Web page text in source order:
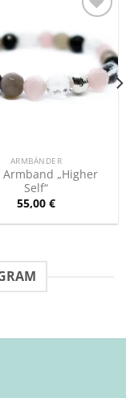
Zur
Wunschliste
hinzufügen
ARMBÄNDER
Armband „Higher
Self“
55,00 €